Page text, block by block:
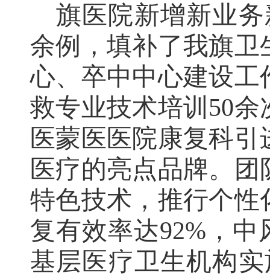
旗医院新增新业
余例，填补了我旗
心、卒中中心建设
救专业技术培训 50余
医蒙医医院康复科引
医疗的亮点品牌。
团
特色技术，推行个
复有效率达92% ，
基层医疗卫生机构